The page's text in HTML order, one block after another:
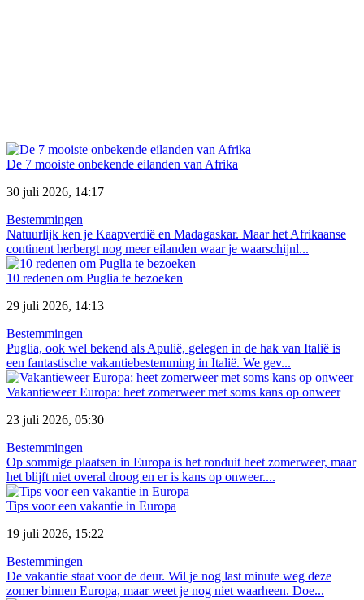
De 7 mooiste onbekende eilanden van Afrika
30 juli 2026, 14:17
Bestemmingen
Natuurlijk ken je Kaapverdië en Madagaskar. Maar het Afrikaanse
continent herbergt nog meer eilanden waar je waarschijnl...
10 redenen om Puglia te bezoeken
29 juli 2026, 14:13
Bestemmingen
Puglia, ook wel bekend als Apulië, gelegen in de hak van Italië is
een fantastische vakantiebestemming in Italië. We gev...
Vakantieweer Europa: heet zomerweer met soms kans op onweer
23 juli 2026, 05:30
Bestemmingen
Op sommige plaatsen in Europa is het ronduit heet zomerweer, maar
het blijft niet overal droog en er is kans op onweer....
Tips voor een vakantie in Europa
19 juli 2026, 15:22
Bestemmingen
De vakantie staat voor de deur. Wil je nog last minute weg deze
zomer binnen Europa, maar weet je nog niet waarheen. Doe...